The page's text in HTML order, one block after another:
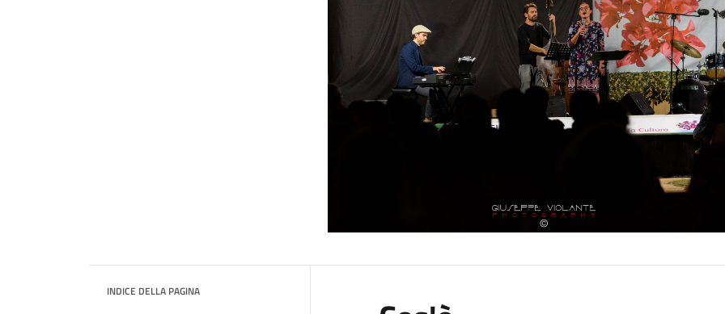
INDICE DELLA PAGINA